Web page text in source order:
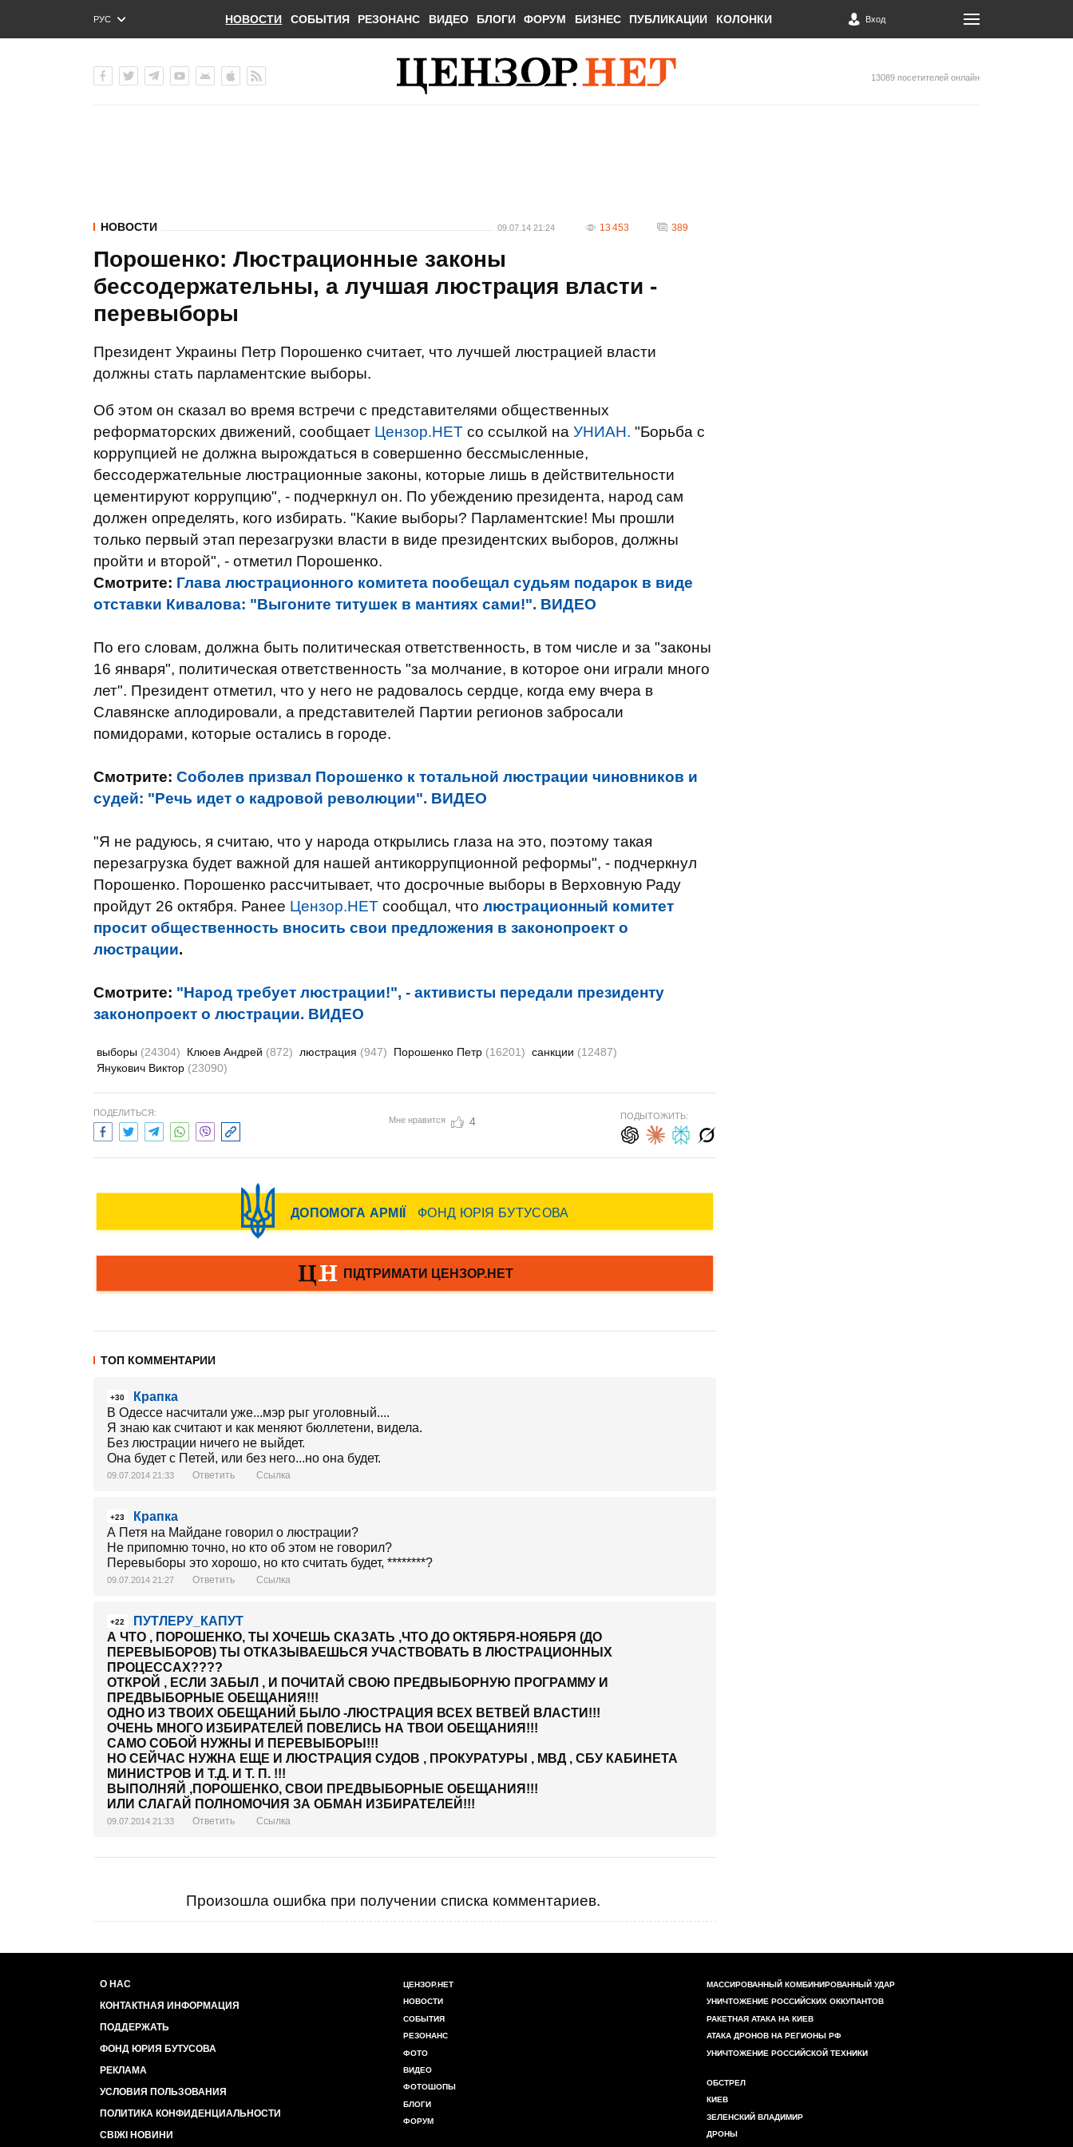
РУС
ENG
НОВОСТИ СОБЫТИЯ РЕЗОНАНС ВИДЕО БЛОГИ ФОРУМ БИЗНЕС ПУБЛИКАЦИИ КОЛОНКИ Вход
13089 посетителей онлайн
НОВОСТИ 09.07.14 21:24 13 453 389
Порошенко: Люстрационные законы
бессодержательны, а лучшая люстрация власти -
перевыборы
Президент Украины Петр Порошенко считает, что лучшей люстрацией власти
должны стать парламентские выборы.
Об этом он сказал во время встречи с представителями общественных
реформаторских движений, сообщает Цензор.НЕТ со ссылкой на УНИАН. "Борьба с
коррупцией не должна вырождаться в совершенно бессмысленные,
бессодержательные люстрационные законы, которые лишь в действительности
цементируют коррупцию", - подчеркнул он. По убеждению президента, народ сам
должен определять, кого избирать. "Какие выборы? Парламентские! Мы прошли
только первый этап перезагрузки власти в виде президентских выборов, должны
пройти и второй", - отметил Порошенко.
Смотрите: Глава люстрационного комитета пообещал судьям подарок в виде
отставки Кивалова: "Выгоните титушек в мантиях сами!". ВИДЕО
По его словам, должна быть политическая ответственность, в том числе и за "законы
16 января", политическая ответственность "за молчание, в которое они играли много
лет". Президент отметил, что у него не радовалось сердце, когда ему вчера в
Славянске аплодировали, а представителей Партии регионов забросали
помидорами, которые остались в городе.
Смотрите: Соболев призвал Порошенко к тотальной люстрации чиновников и
судей: "Речь идет о кадровой революции". ВИДЕО
"Я не радуюсь, я считаю, что у народа открылись глаза на это, поэтому такая
перезагрузка будет важной для нашей антикоррупционной реформы", - подчеркнул
Порошенко. Порошенко рассчитывает, что досрочные выборы в Верховную Раду
пройдут 26 октября. Ранее Цензор.НЕТ сообщал, что люстрационный комитет
просит общественность вносить свои предложения в законопроект о
люстрации.
Смотрите: "Народ требует люстрации!", - активисты передали президенту
законопроект о люстрации. ВИДЕО
выборы (24304) Клюев Андрей (872) люстрация (947) Порошенко Петр (16201) санкции (12487)
Янукович Виктор (23090)
ПОДЕЛИТЬСЯ:
Мне нравится 4 ПОДЫТОЖИТЬ:
ТОП КОММЕНТАРИИ
+30
Крапка
В Одессе насчитали уже...мэр рыг уголовный....
Я знаю как считают и как меняют бюллетени, видела.
Без люстрации ничего не выйдет.
Она будет с Петей, или без него...но она будет.
09.07.2014 21:33 Ответить Ссылка
+23
Крапка
А Петя на Майдане говорил о люстрации?
Не припомню точно, но кто об этом не говорил?
Перевыборы это хорошо, но кто считать будет, ********?
09.07.2014 21:27 Ответить Ссылка
+22
ПУТЛЕРУ_КАПУТ
А ЧТО , ПОРОШЕНКО, ТЫ ХОЧЕШЬ СКАЗАТЬ ,ЧТО ДО ОКТЯБРЯ-НОЯБРЯ (ДО
ПЕРЕВЫБОРОВ) ТЫ ОТКАЗЫВАЕШЬСЯ УЧАСТВОВАТЬ В ЛЮСТРАЦИОННЫХ
ПРОЦЕССАХ????
ОТКРОЙ , ЕСЛИ ЗАБЫЛ , И ПОЧИТАЙ СВОЮ ПРЕДВЫБОРНУЮ ПРОГРАММУ И
ПРЕДВЫБОРНЫЕ ОБЕЩАНИЯ!!!
ОДНО ИЗ ТВОИХ ОБЕЩАНИЙ БЫЛО -ЛЮСТРАЦИЯ ВСЕХ ВЕТВЕЙ ВЛАСТИ!!!
ОЧЕНЬ МНОГО ИЗБИРАТЕЛЕЙ ПОВЕЛИСЬ НА ТВОИ ОБЕЩАНИЯ!!!
САМО СОБОЙ НУЖНЫ И ПЕРЕВЫБОРЫ!!!
НО СЕЙЧАС НУЖНА ЕЩЕ И ЛЮСТРАЦИЯ СУДОВ , ПРОКУРАТУРЫ , МВД , СБУ КАБИНЕТА
МИНИСТРОВ И Т.Д. И Т. П. !!!
ВЫПОЛНЯЙ ,ПОРОШЕНКО, СВОИ ПРЕДВЫБОРНЫЕ ОБЕЩАНИЯ!!!
ИЛИ СЛАГАЙ ПОЛНОМОЧИЯ ЗА ОБМАН ИЗБИРАТЕЛЕЙ!!!
09.07.2014 21:33 Ответить Ссылка
Произошла ошибка при получении списка комментариев.
О НАС
КОНТАКТНАЯ ИНФОРМАЦИЯ
ПОДДЕРЖАТЬ
ФОНД ЮРИЯ БУТУСОВА
РЕКЛАМА
УСЛОВИЯ ПОЛЬЗОВАНИЯ
ПОЛИТИКА КОНФИДЕНЦИАЛЬНОСТИ
СВІЖІ НОВИНИ
ЦЕНЗОР.НЕТ
НОВОСТИ
СОБЫТИЯ
РЕЗОНАНС
ФОТО
ВИДЕО
ФОТОШОПЫ
БЛОГИ
ФОРУМ
МАССИРОВАННЫЙ КОМБИНИРОВАННЫЙ УДАР
УНИЧТОЖЕНИЕ РОССИЙСКИХ ОККУПАНТОВ
РАКЕТНАЯ АТАКА НА КИЕВ
АТАКА ДРОНОВ НА РЕГИОНЫ РФ
УНИЧТОЖЕНИЕ РОССИЙСКОЙ ТЕХНИКИ
ОБСТРЕЛ
КИЕВ
ЗЕЛЕНСКИЙ ВЛАДИМИР
ДРОНЫ